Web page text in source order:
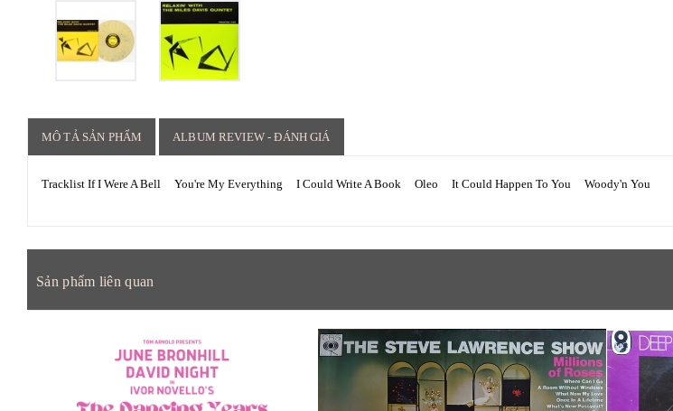
MÔ TẢ SẢN PHẨM ALBUM REVIEW - ĐÁNH GIÁ
Tracklist If I Were A Bell You're My Everything I Could Write A Book Oleo It Could Happen To You Woody'n You
Sản phẩm liên quan